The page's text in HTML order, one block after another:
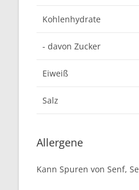
Kohlenhydrate
- davon Zucker
Eiweiß
Salz
Allergene
Kann Spuren von Senf,